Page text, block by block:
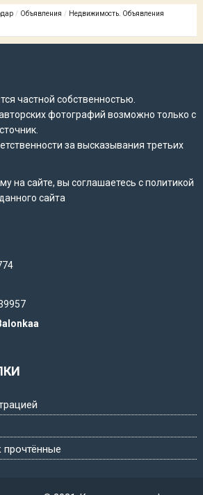
Объявления
Недвижимость. Объявления
частной собственностью.
фотографий возможно только с
за высказывания третьих
на сайте, вы соглашаетесь сполитикой
данного сайта